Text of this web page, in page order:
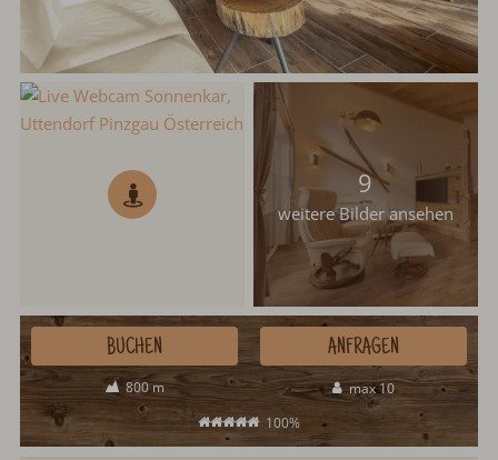
9
weitere Bilder ansehen
800 m
max 10
100%
BUCHEN ANFRAGEN